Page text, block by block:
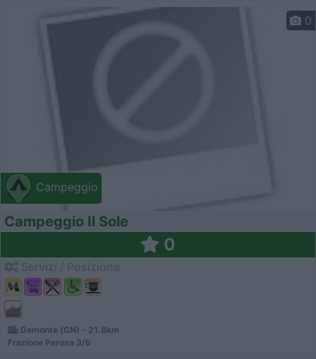
Campeggio
0
Campeggio Il Sole
0
Demonte (CN) - 21.8km
Frazione Perosa 3/b